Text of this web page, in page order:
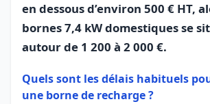
en dessous d’environ 500 € HT,
bornes 7,4 kW domestiques se
autour de 1 200 à 2 000 €.
Quels sont les délais habituels
une borne de recharge ?